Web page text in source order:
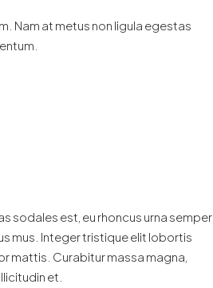
Nam at metus non ligula egestas
sodales est, eu rhoncus urna semper
mus. Integer tristique elit lobortis
mattis. Curabitur massa magna,
et.